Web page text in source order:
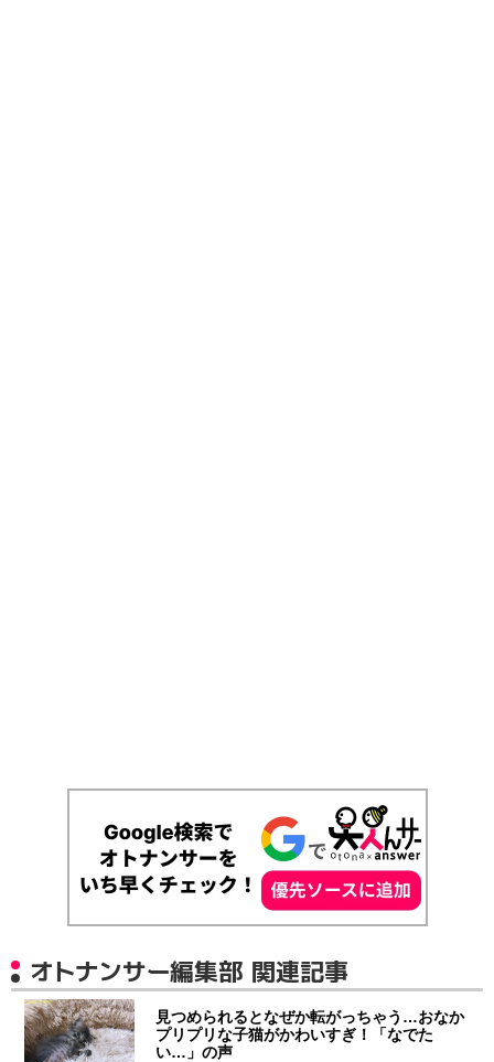
オトナンサー編集部 関連記事
見つめられるとなぜか転がっちゃう…おなか
プリプリな子猫がかわいすぎ！「なでた
い…」の声